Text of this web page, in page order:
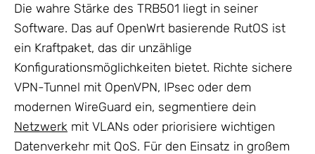
Die wahre Stärke des TRB501 liegt in seiner
Software. Das auf OpenWrt basierende RutOS ist
ein Kraftpaket, das dir unzählige
Konfigurationsmöglichkeiten bietet. Richte sichere
VPN-Tunnel mit OpenVPN, IPsec oder dem
modernen WireGuard ein, segmentiere dein
Netzwerk mit VLANs oder priorisiere wichtigen
Datenverkehr mit QoS. Für den Einsatz in großem